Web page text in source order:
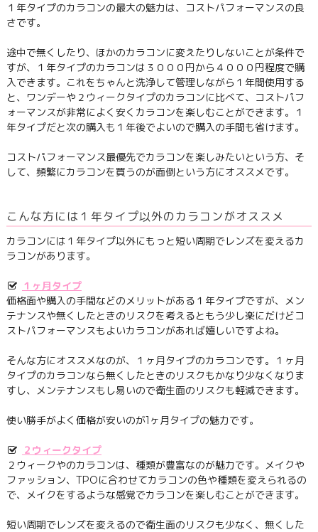
１年タイプのカラコンの最大の魅力は、コストパフォーマンスの良
さです。
途中で無くしたり、ほかのカラコンに変えたりしないことが条件で
すが、１年タイプのカラコンは３０００円から４０００円程度で購
入できます。これをちゃんと洗浄して管理しながら１年間使用する
と、ワンデーや２ウィークタイプのカラコンに比べて、コストパフ
ォーマンスが非常によく安くカラコンを楽しむことができます。１
年タイプだと次の購入も１年後でよいので購入の手間も省けます。
コストパフォーマンス最優先でカラコンを楽しみたいという方、そ
して、頻繁にカラコンを買うのが面倒という方にオススメです。
こんな方には１年タイプ以外のカラコンがオススメ
カラコンには１年タイプ以外にもっと短い周期でレンズを変えるカ
ラコンがあります。
１ヶ月タイプ
価格面や購入の手間などのメリットがある１年タイプですが、メン
テナンスや無くしたときのリスクを考えるともう少し楽にだけどコ
ストパフォーマンスもよいカラコンがあれば嬉しいですよね。
そんな方にオススメなのが、１ヶ月タイプのカラコンです。１ヶ月
タイプのカラコンなら無くしたときのリスクもかなり少なくなりま
すし、メンテナンスもし易いので衛生面のリスクも軽減できます。
使い勝手がよく価格が安いのが1ヶ月タイプの魅力です。
２ウィークタイプ
２ウィークやのカラコンは、種類が豊富なのが魅力です。メイクや
ファッション、TPOに合わせてカラコンの色や種類を変えられるの
で、メイクをするような感覚でカラコンを楽しむことができます。
短い周期でレンズを変えるので衛生面のリスクも少なく、無くした